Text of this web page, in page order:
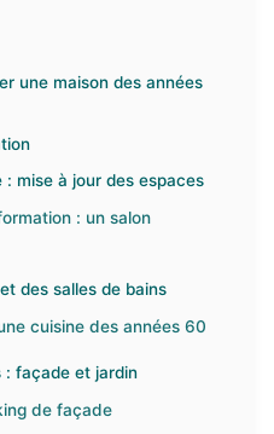
une maison des années
mise à jour des espaces
: un salon
des salles de bains
cuisine des années 60
: façade et jardin
de façade